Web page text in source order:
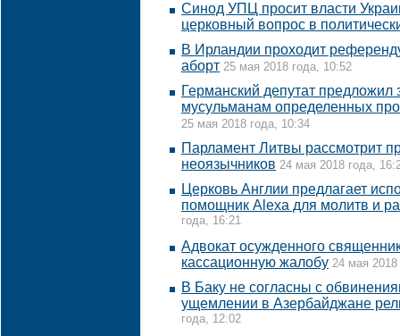
Синод УПЦ просит власти
церковный вопрос в
В Ирландии проходит
аборт 25 мая 2018 года, 10:52
Германский депутат предложил
мусульманам определенных
25 мая 2018 года, 10:34
Парламент Литвы рассмотрит
неоязычников 24 мая 2018 года,
Церковь Англии предлагает
помощник Alexa для молитв и
года, 16:21
Адвокат осужденного
кассационную жалобу 24 мая 2018
В Баку не согласны с
ущемлении в Азербайджане
года, 12:02